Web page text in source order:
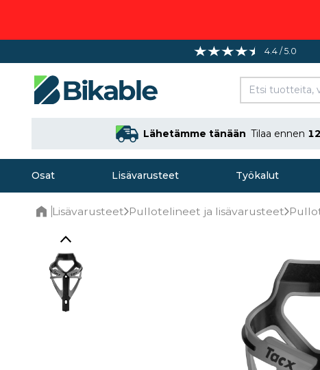
4.4 / 5.0
Lähetämme tänään Tilaa ennen
Osat Lisävarusteet Työkalut
Lisävarusteet Pullotelineet ja lisävarusteet